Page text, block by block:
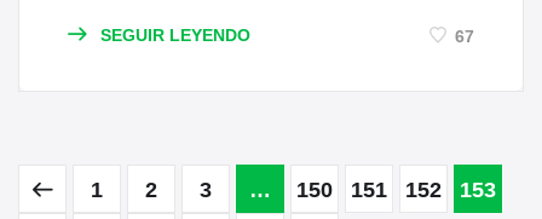
SEGUIR LEYENDO 67
1 2 3 … 150 151 152
153